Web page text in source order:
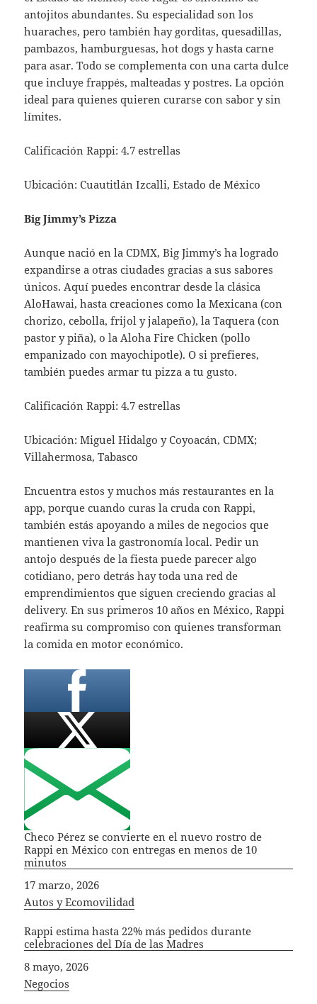
antojitos abundantes. Su especialidad son los
huaraches, pero también hay gorditas, quesadillas,
pambazos, hamburguesas, hot dogs y hasta carne
para asar. Todo se complementa con una carta dulce
que incluye frappés, malteadas y postres. La opción
ideal para quienes quieren curarse con sabor y sin
límites.
Calificación Rappi: 4.7 estrellas
Ubicación: Cuautitlán Izcalli, Estado de México
Big Jimmy’s Pizza
Aunque nació en la CDMX, Big Jimmy’s ha logrado
expandirse a otras ciudades gracias a sus sabores
únicos. Aquí puedes encontrar desde la clásica
AloHawai, hasta creaciones como la Mexicana (con
chorizo, cebolla, frijol y jalapeño), la Taquera (con
pastor y piña), o la Aloha Fire Chicken (pollo
empanizado con mayochipotle). O si prefieres,
también puedes armar tu pizza a tu gusto.
Calificación Rappi: 4.7 estrellas
Ubicación: Miguel Hidalgo y Coyoacán, CDMX;
Villahermosa, Tabasco
Encuentra estos y muchos más restaurantes en la
app, porque cuando curas la cruda con Rappi,
también estás apoyando a miles de negocios que
mantienen viva la gastronomía local. Pedir un
antojo después de la fiesta puede parecer algo
cotidiano, pero detrás hay toda una red de
emprendimientos que siguen creciendo gracias al
delivery. En sus primeros 10 años en México, Rappi
reafirma su compromiso con quienes transforman
la comida en motor económico.
Checo Pérez se convierte en el nuevo rostro de
Rappi en México con entregas en menos de 10
minutos
Fecha
17 marzo, 2026
In relation to
Autos y Ecomovilidad
Rappi estima hasta 22% más pedidos durante
celebraciones del Día de las Madres
Fecha
8 mayo, 2026
In relation to
Negocios